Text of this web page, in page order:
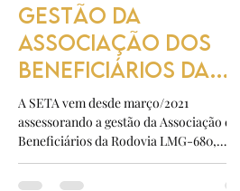
GESTÃO DA
ASSOCIAÇÃO DOS
BENEFICIÁRIOS DA
RODOVIA LMG-680
A SETA vem desde março/2021
assessorando a gestão da Associação dos
Beneficiários da Rodovia LMG-680,
entidade civil criada em...